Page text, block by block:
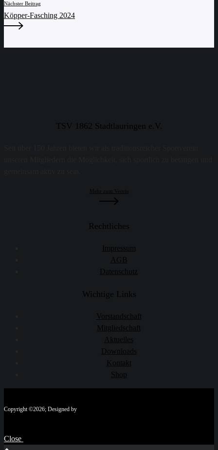
Nächster Beitrag
Köpper-Fasching 2024
TSV 1862 Stadtlauringen e.V.
Mehr zum Verein
Rechtliches
Impressum
AGB
Datenschutz
Wichtige Links
Vorstandschaft
Mitgliedschaft
Aktuelles
Downloads
Kontakt
Shop
Copyright ©2026; Designed by
Close